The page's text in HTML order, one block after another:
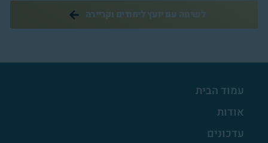
לשיחה עם יועץ לימודים וקריירה
עמוד הבית
אודות
עדכונים